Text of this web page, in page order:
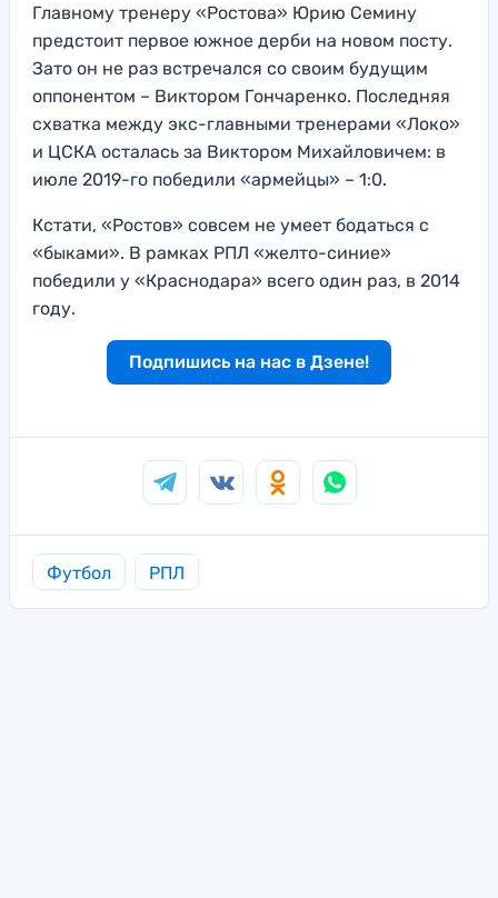
Главному тренеру «Ростова» Юрию Семину
предстоит первое южное дерби на новом посту.
Зато он не раз встречался со своим будущим
оппонентом – Виктором Гончаренко. Последняя
схватка между экс-главными тренерами «Локо»
и ЦСКА осталась за Виктором Михайловичем: в
июле 2019-го победили «армейцы» – 1:0.
Кстати, «Ростов» совсем не умеет бодаться с
«быками». В рамках РПЛ «желто-синие»
победили у «Краснодара» всего один раз, в 2014
году.
Подпишись на нас в Дзене!
Футбол РПЛ